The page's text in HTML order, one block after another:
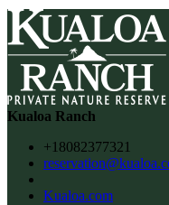
Kualoa Ranch
+18082377321
Kualoa.com